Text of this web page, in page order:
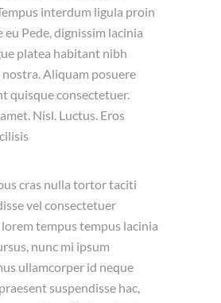
interdum ligula proin
Pede, dignissim lacinia
platea habitant nibh
nostra. Aliquam posuere
quisque consectetuer.
Nisl. Luctus. Eros
cras nulla tortor taciti
vel consectetuer
tempus tempus lacinia
nunc mi ipsum
ullamcorper id neque
suspendisse hac,